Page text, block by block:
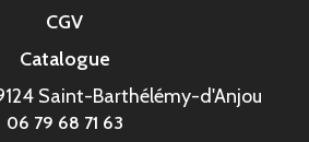
CGV
Catalogue
Saint-Barthélémy-d'Anjou
06 79 68 71 63